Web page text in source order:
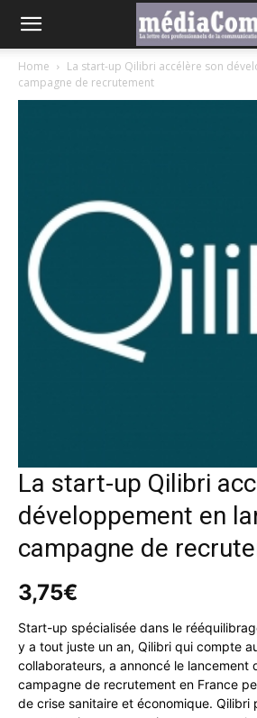
Home
La start-up Qilibri accélère son
campagne de recrutement
La start-up Qilibri
développement en
campagne de
3,75€
Start-up spécialisée dans le
y a tout juste un an, Qilibri qui compte
collaborateurs, a annoncé le lancement
campagne de recrutement en France
de crise sanitaire et économique. Qilibri